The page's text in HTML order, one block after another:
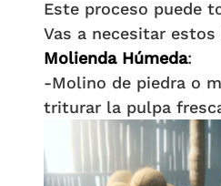
Este proceso puede
Vas a necesitar estos
Molienda Húmeda:
-Molino de piedra o
triturar la pulpa